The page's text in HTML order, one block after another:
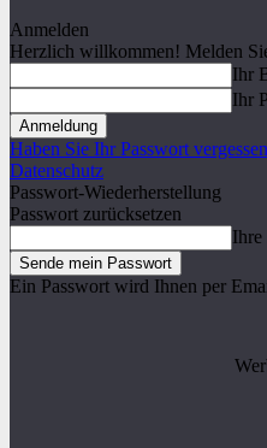
Anmelden
Herzlich willkommen! Melden
Ihr
Ihr
Haben Sie Ihr Passwort
Datenschutz
Passwort-Wiederherstellung
Passwort zurücksetzen
Ihre
Ein Passwort wird Ihnen per